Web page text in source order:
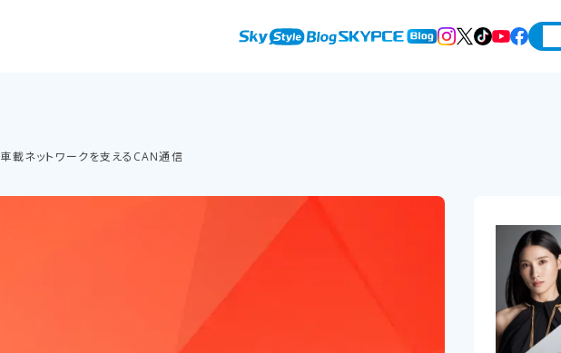
車載ネットワークを支えるCAN通信